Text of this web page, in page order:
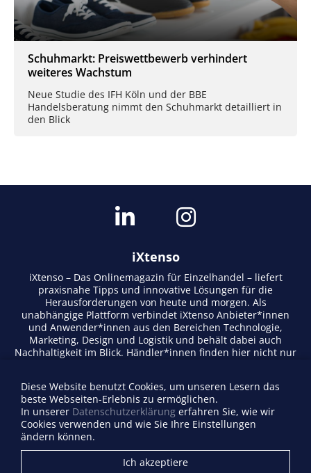
Schuhmarkt: Preiswettbewerb verhindert
weiteres Wachstum
Neue Studie des IFH Köln und der BBE
Handelsberatung nimmt den Schuhmarkt detailliert in
den Blick
iXtenso
iXtenso – Das Onlinemagazin für Einzelhandel – liefert
praxisnahe Tipps und innovative Lösungen für die
Herausforderungen von heute und morgen. Als
unabhängige Plattform verbindet iXtenso Anbieter*innen
und Anwender*innen aus den Bereichen Technologie,
Marketing, Design und Logistik und behält dabei auch
Nachhaltigkeit im Blick. Händler*innen finden hier nicht nur
lebendigen Schreibstil und relevantem Content fördert das
Magazin den Austausch innerhalb der Retail-Community.
Ob digitale Trends oder praktische Alltagstipps – iXtenso
macht Wissen für den Handel zugänglich.
Diese Website benutzt Cookies, um unseren Lesern das
beste Webseiten-Erlebnis zu ermöglichen.
In unserer Datenschutzerklärung erfahren Sie, wie wir
Cookies verwenden und wie Sie Ihre Einstellungen
ändern können.
Ich akzeptiere